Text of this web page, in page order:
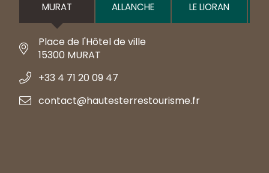
MURAT ALLANCHE LE LIORAN
Place de l'Hôtel de ville
15300 MURAT
+33 4 71 20 09 47
contact@hautesterrestourisme.fr